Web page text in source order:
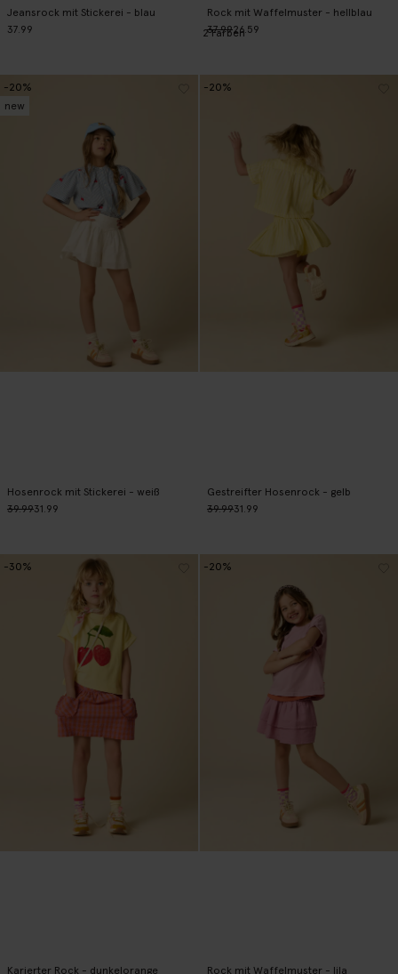
Jeansrock mit Stickerei - blau
37.99
Rock mit Waffelmuster - hellblau
37.9926.59
2Farben
Hosenrock mit Stickerei - weiß
39.9931.99
-20%
new
Gestreifter Hosenrock - gelb
39.9931.99
-20%
Karierter Rock - dunkelorange
-30%
Rock mit Waffelmuster - lila
-20%